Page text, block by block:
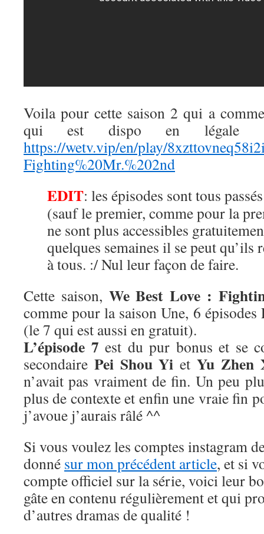
Voila pour cette saison 2 qui a
qui est dispo en
https://wetv.vip/en/play/
Fighting%20Mr.%202nd
EDIT: les épisodes sont tous
(sauf le premier, comme pour la
ne sont plus accessibles
quelques semaines il se peut qu’ils
à tous. :/ Nul leur façon de faire.
Cette saison, We Best Love :
comme pour la saison Une, 6
(le 7 qui est aussi en gratuit).
L’épisode 7 est du pur bonus et se
secondaire Pei Shou Yi etYu Zhen
n’avait pas vraiment de fin. Un peu
plus de contexte et enfin une vraie fin
j’avoue j’aurais râlé ^^
Si vous voulez les comptes instagram
donné sur mon précédent article, et si
compte officiel sur la série, voici leur
gâte en contenu régulièrement et qui
d’autres dramas de qualité !